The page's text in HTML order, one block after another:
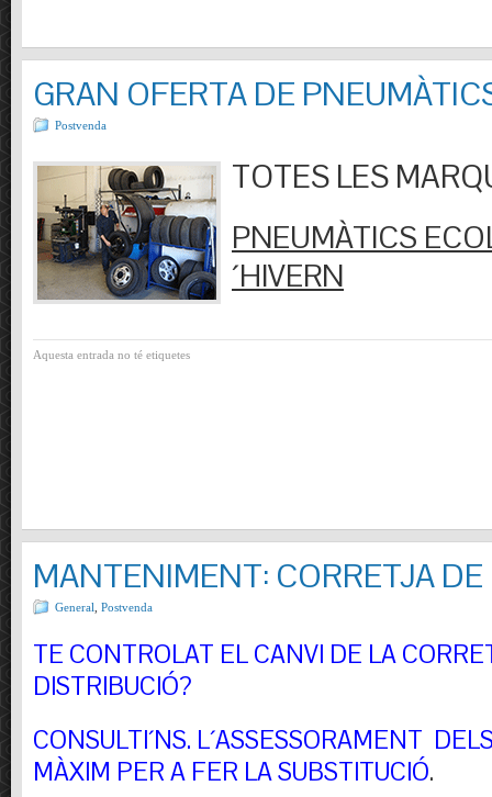
GRAN OFERTA DE
Postvenda
TOTES LES
PNEUMÀTICS
´HIVERN
Aquesta entrada no té etiquetes
MANTENIMENT: CORRETJA
General Postvenda
TE CONTROLAT EL CANVI DE LA
DISTRIBUCIÓ?
CONSULTI´NS. L´ASSESSORAMENT
MÀXIM PER A FER LA SUBSTITUCIÓ.